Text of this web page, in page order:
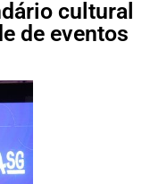
cultural
de eventos